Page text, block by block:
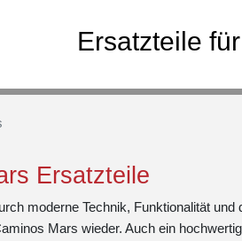
Ersatzteile
Ersatzteile
moderne Technik, Funktionalität
Mars wieder. Auch ein